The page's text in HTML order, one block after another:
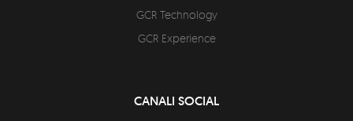
GCR Technology
GCR Experience
CANALI SOCIAL